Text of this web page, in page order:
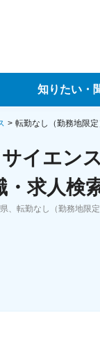
知りたい・
職ノウハウ
ータで見る転職
ラム・インタビュー
転勤なし（勤務地限
イエン
・求人検
、転勤なし（勤務地